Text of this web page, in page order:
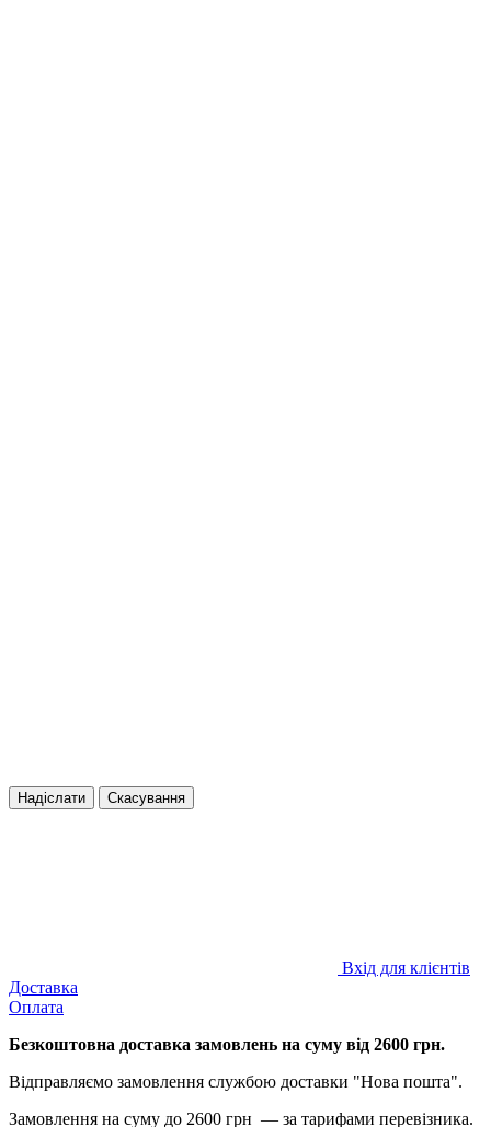
Надіслати Скасування
Вхід для клієнтів
Доставка
Оплата
Безкоштовна доставка замовлень на суму від 2600 грн.
Відправляємо замовлення службою доставки "Нова пошта".
Замовлення на суму до 2600 грн — за тарифами перевізника.